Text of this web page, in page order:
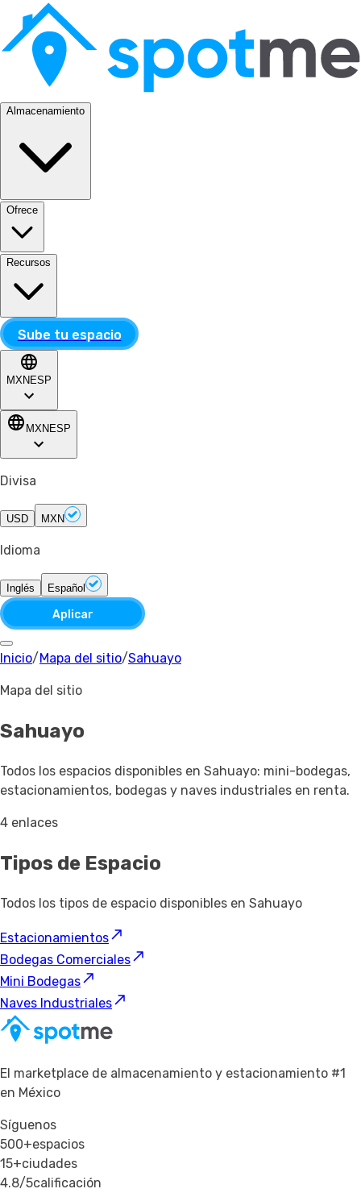
Almacenamiento
Ofrece
Recursos
Sube tu espacio
MXN ESP
MXN ESP
Divisa
USD MXN
Idioma
Inglés Español
Aplicar
Inicio/ Mapa del sitio/Sahuayo
Mapa del sitio
Sahuayo
Todos los espacios disponibles en Sahuayo: mini-bodegas,
estacionamientos, bodegas y naves industriales en renta.
4 enlaces
Tipos de Espacio
Todos los tipos de espacio disponibles en Sahuayo
Estacionamientos
Bodegas Comerciales
Mini Bodegas
Naves Industriales
El marketplace de almacenamiento y estacionamiento #1
en México
Síguenos
500+espacios
15+ciudades
4.8/5calificación